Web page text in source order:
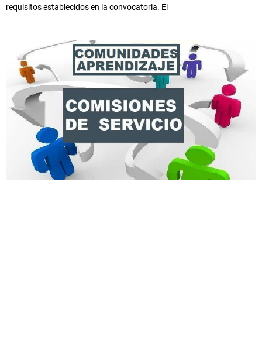
requisitos establecidos en la convocatoria. El